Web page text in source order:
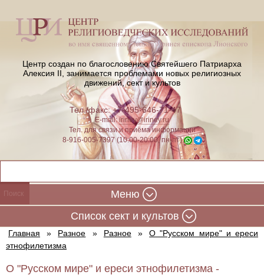
Центр создан по благословению Святейшего Патриарха
Алексия II, занимается проблемами новых религиозных
движений, сект и культов
Тел./факс: +7-495-646-71-47
E-mail:iriney@iriney.ru
Тел. для связи и приёма информации
8-916-005-7397 (10:00-20:00, пн-пт)
Меню
Cписок сект и культов
Главная » Разное » Разное »
О "Русском мире" и ереси
этнофилетизма
О "Русском мире" и ереси этнофилетизма -